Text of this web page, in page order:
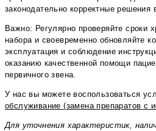
законодательно корректные решения
Важно: Регулярно проверяйте сроки
набора и своевременно обновляйте
эксплуатация и соблюдение
оказанию качественной помощи
первичного звена.
У нас вы можете воспользоваться
обслуживание (замена препаратов с
Для уточнения характеристик,